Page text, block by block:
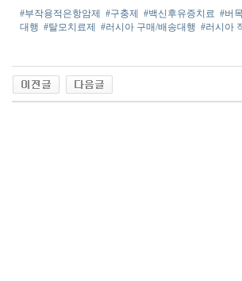
#부작용적은항암제 #구충제 #백신후유증치료 #버
대행 #탈모치료제 #러시아 구매/배송대행 #러시아